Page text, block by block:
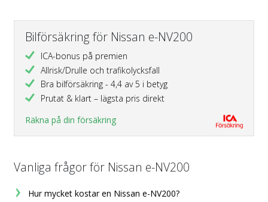
Bilförsäkring för Nissan e-NV200
ICA-bonus på premien
Allrisk/Drulle och trafikolycksfall
Bra bilförsäkring - 4,4 av 5 i betyg
Prutat & klart – lägsta pris direkt
Räkna på din försäkring
Vanliga frågor för Nissan e-NV200
Hur mycket kostar en Nissan e-NV200?